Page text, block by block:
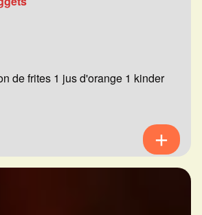
de frites 1 jus d'orange 1 kinder